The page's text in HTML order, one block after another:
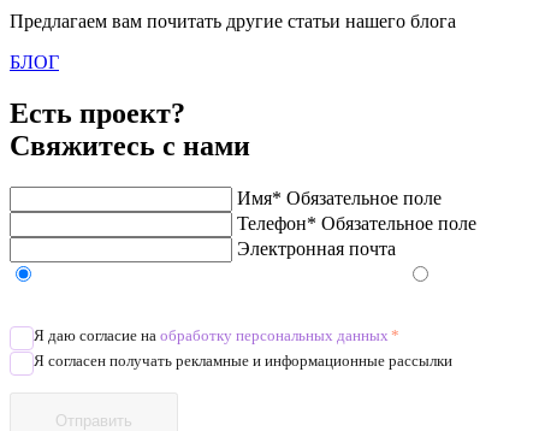
Предлагаем вам почитать другие статьи нашего блога
БЛОГ
Есть проект?
Свяжитесь с нами
Имя* Обязательное поле
Телефон* Обязательное поле
Электронная почта
Я даю согласие на обработку персональных данных *
Я согласен получать рекламные и информационные рассылки
Отправить